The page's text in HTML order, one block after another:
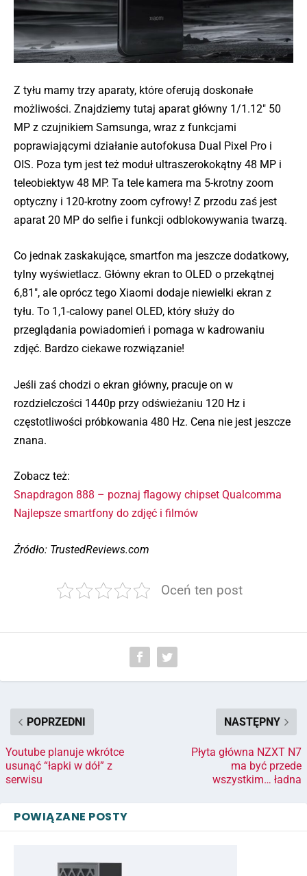
Z tyłu mamy trzy aparaty, które oferują doskonałe
możliwości. Znajdziemy tutaj aparat główny 1/1.12″ 50
MP z czujnikiem Samsunga, wraz z funkcjami
poprawiającymi działanie autofokusa Dual Pixel Pro i
OIS. Poza tym jest też moduł ultraszerokokątny 48 MP i
teleobiektyw 48 MP. Ta tele kamera ma 5-krotny zoom
optyczny i 120-krotny zoom cyfrowy! Z przodu zaś jest
aparat 20 MP do selfie i funkcji odblokowywania twarzą.
Co jednak zaskakujące, smartfon ma jeszcze dodatkowy,
tylny wyświetlacz. Główny ekran to OLED o przekątnej
6,81″, ale oprócz tego Xiaomi dodaje niewielki ekran z
tyłu. To 1,1-calowy panel OLED, który służy do
przeglądania powiadomień i pomaga w kadrowaniu
zdjęć. Bardzo ciekawe rozwiązanie!
Jeśli zaś chodzi o ekran główny, pracuje on w
rozdzielczości 1440p przy odświeżaniu 120 Hz i
częstotliwości próbkowania 480 Hz. Cena nie jest jeszcze
znana.
Zobacz też:
Snapdragon 888 – poznaj flagowy chipset Qualcomma
Najlepsze smartfony do zdjęć i filmów
Źródło: TrustedReviews.com
Oceń ten post
POPRZEDNI
Youtube planuje wkrótce
usunąć “łapki w dół” z
serwisu
NASTĘPNY
Płyta główna NZXT N7
ma być przede
wszystkim… ładna
POWIĄZANE POSTY